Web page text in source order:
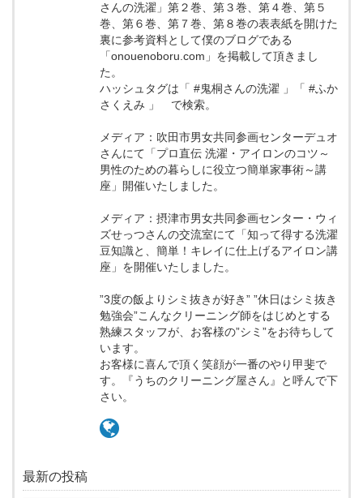
さんの洗濯」第２巻、第３巻、第４巻、第５
巻、第６巻、第７巻、第８巻の表表紙を開けた
裏に参考資料として僕のブログである
「onouenoboru.com」を掲載して頂きまし
た。
ハッシュタグは「 #鬼桐さんの洗濯 」「 #ふか
さくえみ 」 で検索。
メディア：吹田市男女共同参画センターデュオ
さんにて「プロ直伝 洗濯・アイロンのコツ～
男性のための暮らしに役立つ簡単家事術～講
座」開催いたしました。
メディア：摂津市男女共同参画センター・ウィ
ズせっつさんの交流室にて「知って得する洗濯
豆知識と、簡単！キレイに仕上げるアイロン講
座」を開催いたしました。
”3度の飯よりシミ抜きが好き” ”休日はシミ抜き
勉強会”こんなクリーニング師をはじめとする
熟練スタッフが、お客様の”シミ”をお待ちして
います。
お客様に喜んで頂く笑顔が一番のやり甲斐で
す。『うちのクリーニング屋さん』と呼んで下
さい。
最新の投稿